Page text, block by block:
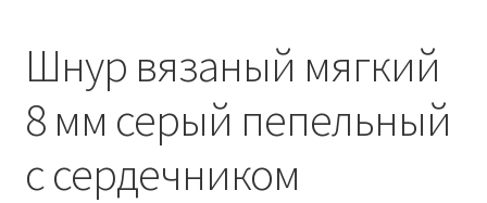
Шнур вязаный мягкий
8 мм серый пепельный
с сердечником